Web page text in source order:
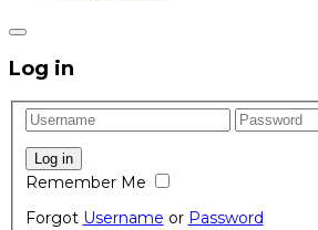
Log in
Remember Me
Forgot Username or Password